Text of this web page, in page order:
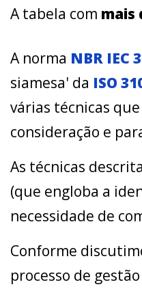
A tabela com mais
A norma NBR IEC
siamesa' da ISO
várias técnicas
consideração e
As técnicas
(que engloba a
necessidade de
Conforme
processo de